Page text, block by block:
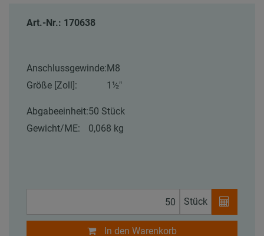
Art.-Nr.: 170638
Anschlussgewinde:M8
Größe [Zoll]:
1½"
Abgabeeinheit:50 Stück
Gewicht/ME:
0,068 kg
Stück
In den Warenkorb